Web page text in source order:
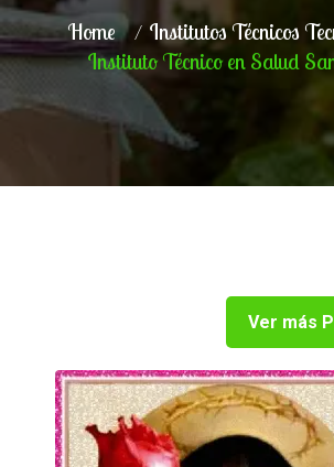
Home
Institutos Técnicos
Instituto Técnico en Salud
Ver más